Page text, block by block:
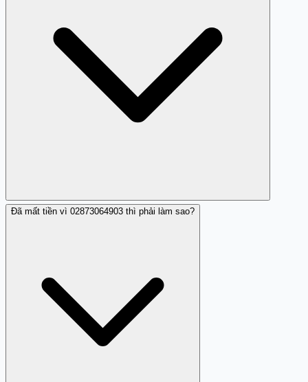
Nếu 02873064903 nói rằng gọi từ một ngân hàng, cơ
tờ chính thức, hoặc website chính thức) để xác minh.
KHÔNG gọi lại số người vừa gọi nói cho bạn.
Đã mất tiền vì 02873064903 thì phải làm sao?